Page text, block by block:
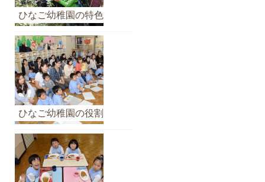
ひなご幼稚園の特色
ひなご幼稚園の役割